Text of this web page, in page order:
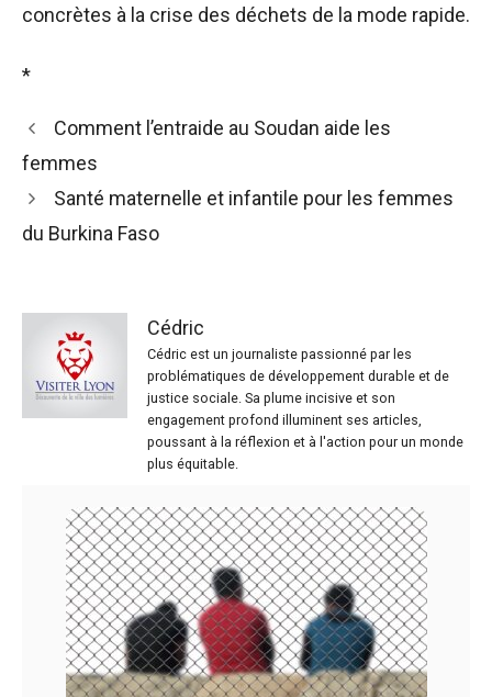
concrètes à la crise des déchets de la mode rapide.
*
Comment l’entraide au Soudan aide les
femmes
Santé maternelle et infantile pour les femmes
du Burkina Faso
Cédric
Cédric est un journaliste passionné par les
problématiques de développement durable et de
justice sociale. Sa plume incisive et son
engagement profond illuminent ses articles,
poussant à la réflexion et à l'action pour un monde
plus équitable.